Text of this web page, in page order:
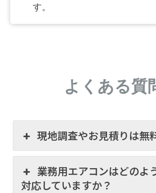
す。
よくある質
現地調査やお見積りは無
業務用エアコンはどのよ
対応していますか？